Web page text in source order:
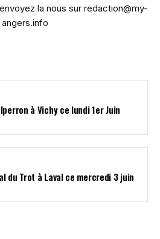
la nous sur redaction@my-
angers.info
à Vichy ce lundi 1er Juin
du Trot à Laval ce mercredi 3 juin